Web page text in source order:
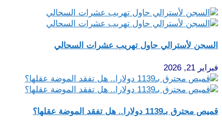
السجن لأسترالي حاول تهريب عشرات السحالي
فبراير 21, 2026
قميص محترق بـ1139 دولارا.. هل تفقد الموضة عقلها؟